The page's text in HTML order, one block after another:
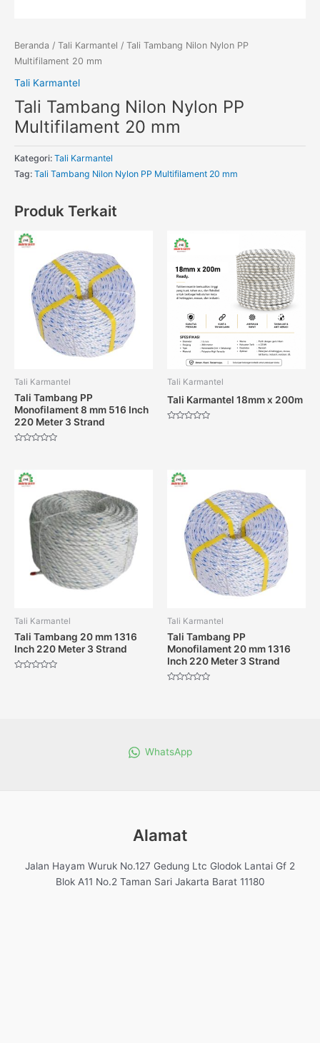
Beranda / Tali Karmantel / Tali Tambang Nilon Nylon PP
Multifilament 20 mm
Tali Karmantel
Tali Tambang Nilon Nylon PP
Multifilament 20 mm
Kategori: Tali Karmantel
Tag: Tali Tambang Nilon Nylon PP Multifilament 20 mm
Produk Terkait
Tali Karmantel
Tali Tambang PP
Monofilament 8 mm 516 Inch
220 Meter 3 Strand
Tali Karmantel
Tali Karmantel 18mm x 200m
Tali Karmantel
Tali Tambang 20 mm 1316
Inch 220 Meter 3 Strand
Tali Karmantel
Tali Tambang PP
Monofilament 20 mm 1316
Inch 220 Meter 3 Strand
WhatsApp
Alamat
Jalan Hayam Wuruk No.127 Gedung Ltc Glodok Lantai Gf 2
Blok A11 No.2 Taman Sari Jakarta Barat 11180